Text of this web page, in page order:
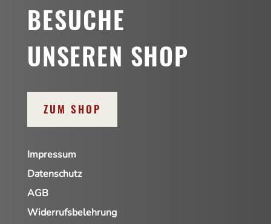
BESUCHE
UNSEREN SHOP
ZUM SHOP
Impressum
Datenschutz
AGB
Widerrufsbelehrung